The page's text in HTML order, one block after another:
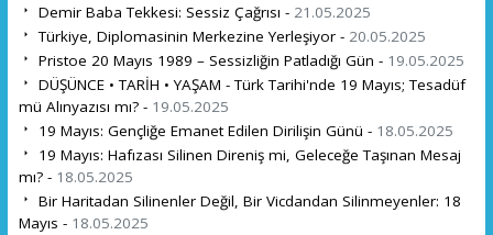
Demir Baba Tekkesi: Sessiz Çağrısı - 21.05.2025
Türkiye, Diplomasinin Merkezine Yerleşiyor - 20.05.2025
Pristoe 20 Mayıs 1989 – Sessizliğin Patladığı Gün - 19.05.2025
DÜŞÜNCE • TARİH • YAŞAM - Türk Tarihi'nde 19 Mayıs; Tesadüf
mü Alınyazısı mı? - 19.05.2025
19 Mayıs: Gençliğe Emanet Edilen Dirilişin Günü - 18.05.2025
19 Mayıs: Hafızası Silinen Direniş mi, Geleceğe Taşınan Mesaj
mı? - 18.05.2025
Bir Haritadan Silinenler Değil, Bir Vicdandan Silinmeyenler: 18
Mayıs - 18.05.2025